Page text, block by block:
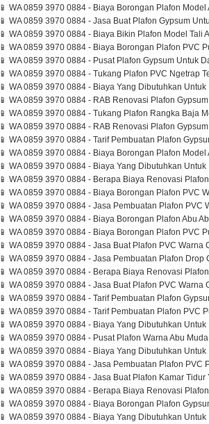
📱 WA 0859 3970 0884 - Biaya Borongan Plafon
📱 WA 0859 3970 0884 - Jasa Buat Plafon Gypsum
📱 WA 0859 3970 0884 - Biaya Bikin Plafon Model Tali
📱 WA 0859 3970 0884 - Biaya Borongan Plafon PVC
📱 WA 0859 3970 0884 - Pusat Plafon Gypsum Untuk
📱 WA 0859 3970 0884 - Tukang Plafon PVC Ngetrap
📱 WA 0859 3970 0884 - Biaya Yang Dibutuhkan
📱 WA 0859 3970 0884 - RAB Renovasi Plafon
📱 WA 0859 3970 0884 - Tukang Plafon Rangka Baja
📱 WA 0859 3970 0884 - RAB Renovasi Plafon
📱 WA 0859 3970 0884 - Tarif Pembuatan Plafon
📱 WA 0859 3970 0884 - Biaya Borongan Plafon
📱 WA 0859 3970 0884 - Biaya Yang Dibutuhkan
📱 WA 0859 3970 0884 - Berapa Biaya Renovasi
📱 WA 0859 3970 0884 - Biaya Borongan Plafon PVC
📱 WA 0859 3970 0884 - Jasa Pembuatan Plafon
📱 WA 0859 3970 0884 - Biaya Borongan Plafon Abu
📱 WA 0859 3970 0884 - Biaya Borongan Plafon PVC
📱 WA 0859 3970 0884 - Jasa Buat Plafon PVC
📱 WA 0859 3970 0884 - Jasa Pembuatan Plafon
📱 WA 0859 3970 0884 - Berapa Biaya Renovasi
📱 WA 0859 3970 0884 - Jasa Buat Plafon PVC
📱 WA 0859 3970 0884 - Tarif Pembuatan Plafon
📱 WA 0859 3970 0884 - Tarif Pembuatan Plafon PVC
📱 WA 0859 3970 0884 - Biaya Yang Dibutuhkan
📱 WA 0859 3970 0884 - Pusat Plafon Warna Abu
📱 WA 0859 3970 0884 - Biaya Yang Dibutuhkan
📱 WA 0859 3970 0884 - Jasa Pembuatan Plafon PVC
📱 WA 0859 3970 0884 - Jasa Buat Plafon Kamar
📱 WA 0859 3970 0884 - Berapa Biaya Renovasi
📱 WA 0859 3970 0884 - Biaya Borongan Plafon
📱 WA 0859 3970 0884 - Biaya Yang Dibutuhkan